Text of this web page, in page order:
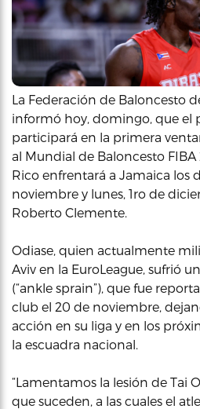
La Federación de Baloncesto
informó hoy, domingo, que el
participará en la primera
al Mundial de Baloncesto
Rico enfrentará a Jamaica los
noviembre y lunes, 1ro de
Roberto Clemente.
Odiase, quien actualmente
Aviv en la EuroLeague, sufrió
(“ankle sprain”), que fue
club el 20 de noviembre,
acción en su liga y en los
la escuadra nacional.
“Lamentamos la lesión de Tai
que suceden, a las cuales el